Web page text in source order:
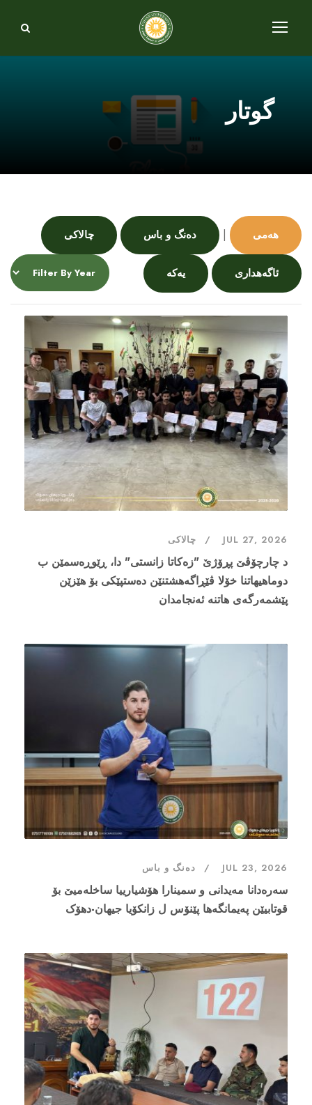
گوتار
هەمی | دەنگ و باس چالاکی
ئاگەهداری یەکە
JUL 27, 2026 چالاکی
د چارچۆڤێ پڕۆژێ "زەکاتا زانستی" دا، ڕێوڕەسمێن ب
دوماهیهاتنا خۆلا ڤێڕاگەهشتنێن دەستپێکى بۆ هێزێن
پێشمەرگەی هاتنە ئەنجامدان
JUL 23, 2026 دەنگ و باس
سەرەدانا مەیدانی و سمینارا هۆشیارییا ساخلەمیێ بۆ
قوتابیێن پەیمانگەها پێنۆس ل زانکۆیا جیهان-دهۆک